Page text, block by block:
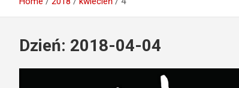
Dzień: 2018-04-04